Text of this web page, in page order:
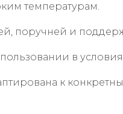
температурам.
поручней и
в
к